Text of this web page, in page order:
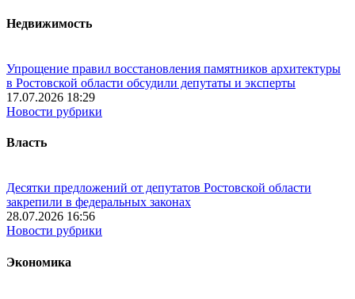
Недвижимость
Упрощение правил восстановления памятников архитектуры
в Ростовской области обсудили депутаты и эксперты
17.07.2026 18:29
Новости рубрики
Власть
Десятки предложений от депутатов Ростовской области
закрепили в федеральных законах
28.07.2026 16:56
Новости рубрики
Экономика